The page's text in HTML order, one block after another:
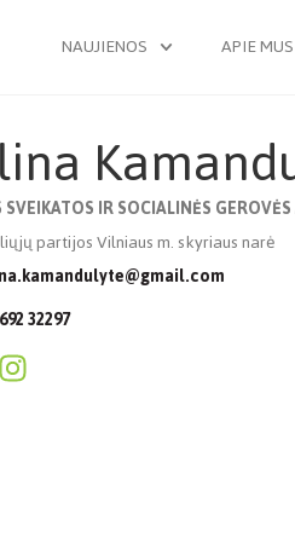
NAUJIENOS APIE MUS
IR SOCIALINĖS
partijos Vilniaus m. skyriaus narė
32297